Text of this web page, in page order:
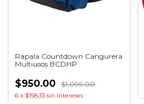
Rapala Countdown Cangurera
Multiusos BCDHP
$950.00 $1,095.00
6 x $158.33 sin intereses